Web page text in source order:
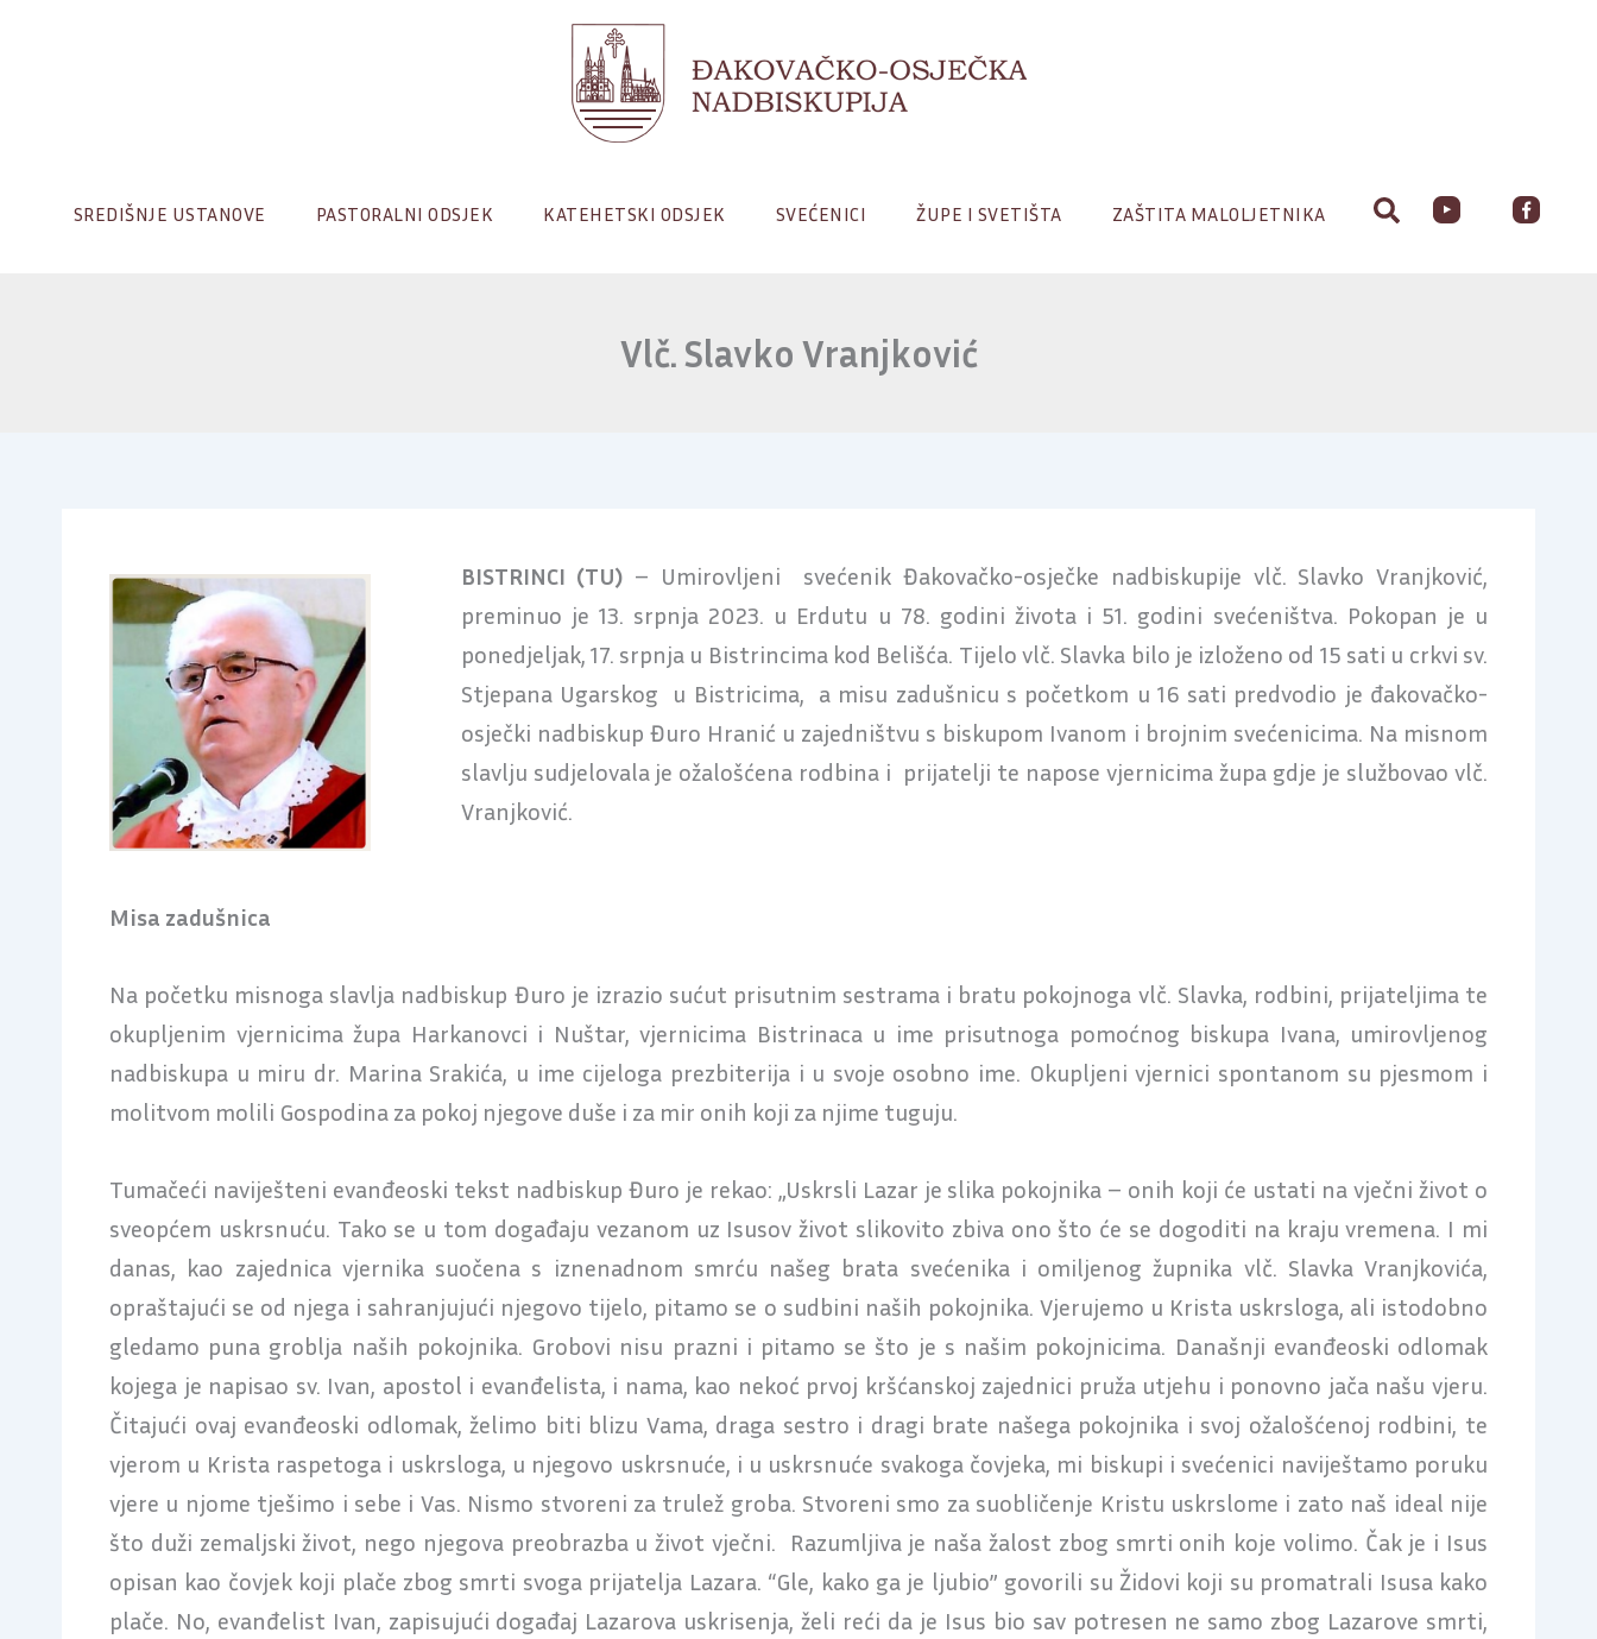
SREDIŠNJE USTANOVE PASTORALNI ODSJEK KATEHETSKI ODSJEK SVEĆENICI ŽUPE I SVETIŠTA ZAŠTITA MALOLJETNIKA
Vlč. Slavko Vranjković
BISTRINCI (TU) – Umirovljeni svećenik Đakovačko-osječke nadbiskupije vlč. Slavko Vranjković,
preminuo je 13. srpnja 2023. u Erdutu u 78. godini života i 51. godini svećeništva. Pokopan je u
ponedjeljak, 17. srpnja u Bistrincima kod Belišća. Tijelo vlč. Slavka bilo je izloženo od 15 sati u crkvi sv.
Stjepana Ugarskog u Bistricima, a misu zadušnicu s početkom u 16 sati predvodio je đakovačko-
osječki nadbiskup Đuro Hranić u zajedništvu s biskupom Ivanom i brojnim svećenicima. Na misnom
slavlju sudjelovala je ožalošćena rodbina i prijatelji te napose vjernicima župa gdje je službovao vlč.
Vranjković.
Misa zadušnica
Na početku misnoga slavlja nadbiskup Đuro je izrazio sućut prisutnim sestrama i bratu pokojnoga vlč. Slavka, rodbini, prijateljima te
okupljenim vjernicima župa Harkanovci i Nuštar, vjernicima Bistrinaca u ime prisutnoga pomoćnog biskupa Ivana, umirovljenog
nadbiskupa u miru dr. Marina Srakića, u ime cijeloga prezbiterija i u svoje osobno ime. Okupljeni vjernici spontanom su pjesmom i
molitvom molili Gospodina za pokoj njegove duše i za mir onih koji za njime tuguju.
Tumačeći naviješteni evanđeoski tekst nadbiskup Đuro je rekao: „Uskrsli Lazar je slika pokojnika – onih koji će ustati na vječni život o
sveopćem uskrsnuću. Tako se u tom događaju vezanom uz Isusov život slikovito zbiva ono što će se dogoditi na kraju vremena. I mi
danas, kao zajednica vjernika suočena s iznenadnom smrću našeg brata svećenika i omiljenog župnika vlč. Slavka Vranjkovića,
opraštajući se od njega i sahranjujući njegovo tijelo, pitamo se o sudbini naših pokojnika. Vjerujemo u Krista uskrsloga, ali istodobno
gledamo puna groblja naših pokojnika. Grobovi nisu prazni i pitamo se što je s našim pokojnicima. Današnji evanđeoski odlomak
kojega je napisao sv. Ivan, apostol i evanđelista, i nama, kao nekoć prvoj kršćanskoj zajednici pruža utjehu i ponovno jača našu vjeru.
Čitajući ovaj evanđeoski odlomak, želimo biti blizu Vama, draga sestro i dragi brate našega pokojnika i svoj ožalošćenoj rodbini, te
vjerom u Krista raspetoga i uskrsloga, u njegovo uskrsnuće, i u uskrsnuće svakoga čovjeka, mi biskupi i svećenici naviještamo poruku
vjere u njome tješimo i sebe i Vas. Nismo stvoreni za trulež groba. Stvoreni smo za suobličenje Kristu uskrslome i zato naš ideal nije
što duži zemaljski život, nego njegova preobrazba u život vječni. Razumljiva je naša žalost zbog smrti onih koje volimo. Čak je i Isus
opisan kao čovjek koji plače zbog smrti svoga prijatelja Lazara. “Gle, kako ga je ljubio” govorili su Židovi koji su promatrali Isusa kako
plače. No, evanđelist Ivan, zapisujući događaj Lazarova uskrisenja, želi reći da je Isus bio sav potresen ne samo zbog Lazarove smrti,